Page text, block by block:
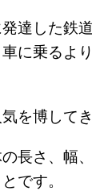
達した鉄
に乗るよ
を博して
長さ、幅
です。